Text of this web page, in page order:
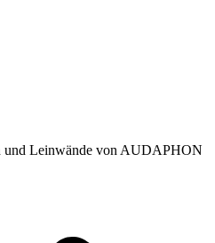
und Leinwände von AUDAPHON